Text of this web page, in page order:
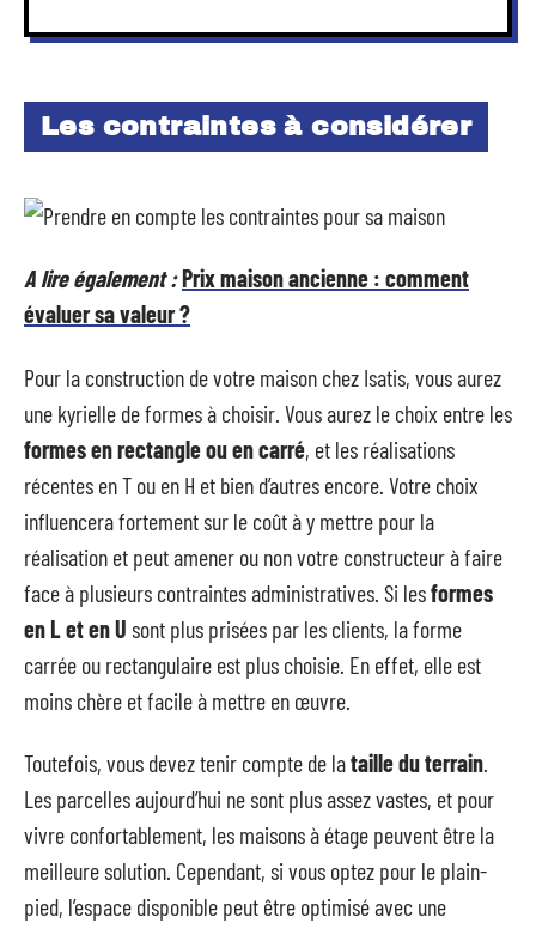
Les contraintes à considérer
A lire également :Prix maison ancienne : comment
évaluer sa valeur ?
Pour la construction de votre maison chez Isatis, vous aurez
une kyrielle de formes à choisir. Vous aurez le choix entre les
formes en rectangle ou en carré, et les réalisations
récentes en T ou en H et bien d’autres encore. Votre choix
influencera fortement sur le coût à y mettre pour la
réalisation et peut amener ou non votre constructeur à faire
face à plusieurs contraintes administratives. Si lesformes
en L et en U sont plus prisées par les clients, la forme
carrée ou rectangulaire est plus choisie. En effet, elle est
moins chère et facile à mettre en œuvre.
Toutefois, vous devez tenir compte de lataille du terrain.
Les parcelles aujourd’hui ne sont plus assez vastes, et pour
vivre confortablement, les maisons à étage peuvent être la
meilleure solution. Cependant, si vous optez pour le plain-
pied, l’espace disponible peut être optimisé avec une